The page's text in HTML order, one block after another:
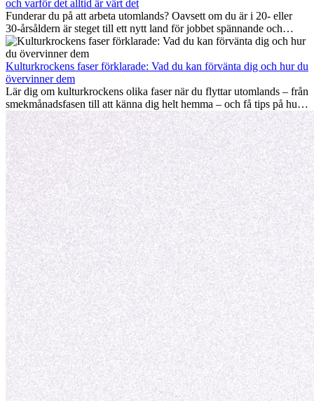
och utvecklas personligt. Om du följer dessa tips blir det lättare att
arbeta utomlands och du kan njuta av din utlandserfarenhet från
början.
och varför det alltid är värt det
Funderar du på att arbeta utomlands? Oavsett om du är i 20- eller
30-årsåldern är steget till ett nytt land för jobbet spännande och
ibland utmanande. Många undrar om åldern spelar någon roll.
Sanningen är: internationell erfarenhet är alltid värdefull. Den kan
driva din karriär framåt, främja personlig utveckling och ge dig
värdefulla kulturella insikter som kan förändra ditt liv.
Kulturkrockens faser förklarade: Vad du kan förvänta dig och hur du
övervinner dem
Lär dig om kulturkrockens olika faser när du flyttar utomlands – från
smekmånadsfasen till att känna dig helt hemma – och få tips på hur
du kan hantera utmaningar och växa som person.